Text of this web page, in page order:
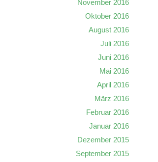
November 2016
Oktober 2016
August 2016
Juli 2016
Juni 2016
Mai 2016
April 2016
März 2016
Februar 2016
Januar 2016
Dezember 2015
September 2015